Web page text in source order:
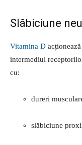
Slăbiciune
Vitamina D
intermediul
cu:
dureri
slăbiciune